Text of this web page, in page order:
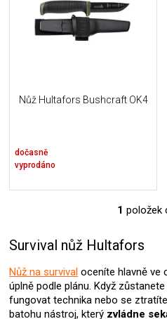
Nůž Hultafors Bushcraft OK4
dočasně
vyprodáno
O
d
a
c
í
1 položek
Survival nůž Hultafors
Nůž na survival oceníte hlavně ve
úplně podle plánu. Když
fungovat technika nebo se
batohu nástroj, který zvládne